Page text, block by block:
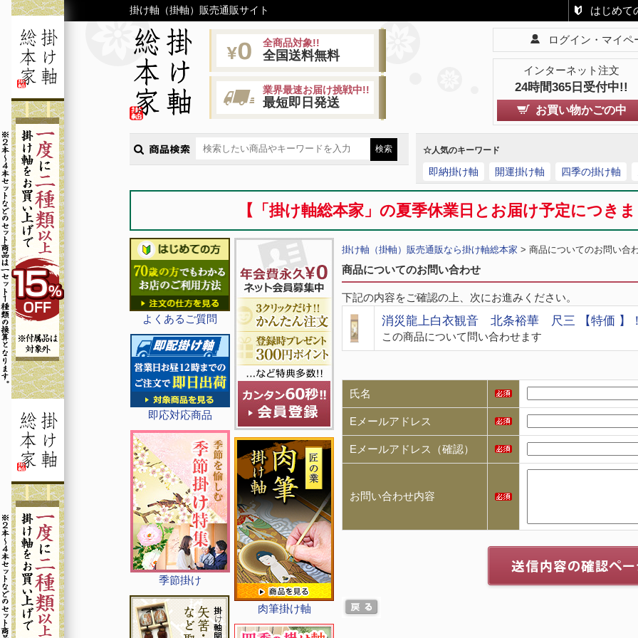
掛け軸（掛軸）販売通販サイト はじめて
全商品対象!!
全国送料無料
業界最速お届け挑戦中!!
最短即日発送
ログイン・マイペ
インターネット注文
24時間365日受付中!!
お買い物かごの中
☆人気のキーワード
即納掛け軸 開運掛け軸 四季の掛け軸
【「掛け軸総本家」の夏季休業日とお届け予定につ
よくあるご質問
即応対応商品
季節掛け
肉筆掛け軸
掛け軸（掛軸）販売通販なら掛け軸総本家 > 商品についてのお問い合
商品についてのお問い合わせ
下記の内容をご確認の上、次にお進みください。
消災龍上白衣観音 北条裕華 尺三 【特価 】
この商品について問い合わせます
氏名
Eメールアドレス
Eメールアドレス（確認）
お問い合わせ内容